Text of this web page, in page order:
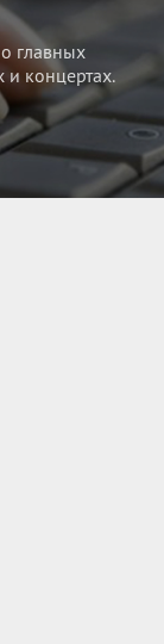
главных
и концертах.